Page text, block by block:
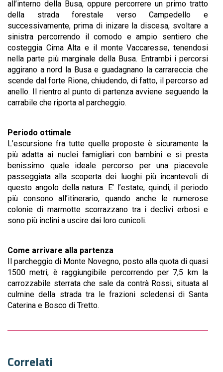
all’interno della Busa, oppure percorrere un primo tratto
della strada forestale verso Campedello e
successivamente, prima di inizare la discesa, svoltare a
sinistra percorrendo il comodo e ampio sentiero che
costeggia Cima Alta e il monte Vaccaresse, tenendosi
nella parte più marginale della Busa. Entrambi i percorsi
aggirano a nord la Busa e guadagnano la carrareccia che
scende dal forte Rione, chiudendo, di fatto, il percorso ad
anello. Il rientro al punto di partenza avviene seguendo la
carrabile che riporta al parcheggio.
Periodo ottimale
L’escursione fra tutte quelle proposte è sicuramente la
più adatta ai nuclei famigliari con bambini e si presta
benissimo quale ideale percorso per una piacevole
passeggiata alla scoperta dei luoghi più incantevoli di
questo angolo della natura. E’ l’estate, quindi, il periodo
più consono all’itinerario, quando anche le numerose
colonie di marmotte scorrazzano tra i declivi erbosi e
sono più inclini a uscire dai loro cunicoli.
Come arrivare alla partenza
Il parcheggio di Monte Novegno, posto alla quota di quasi
1500 metri, è raggiungibile percorrendo per 7,5 km la
carrozzabile sterrata che sale da contrà Rossi, situata al
culmine della strada tra le frazioni scledensi di Santa
Caterina e Bosco di Tretto.
Correlati